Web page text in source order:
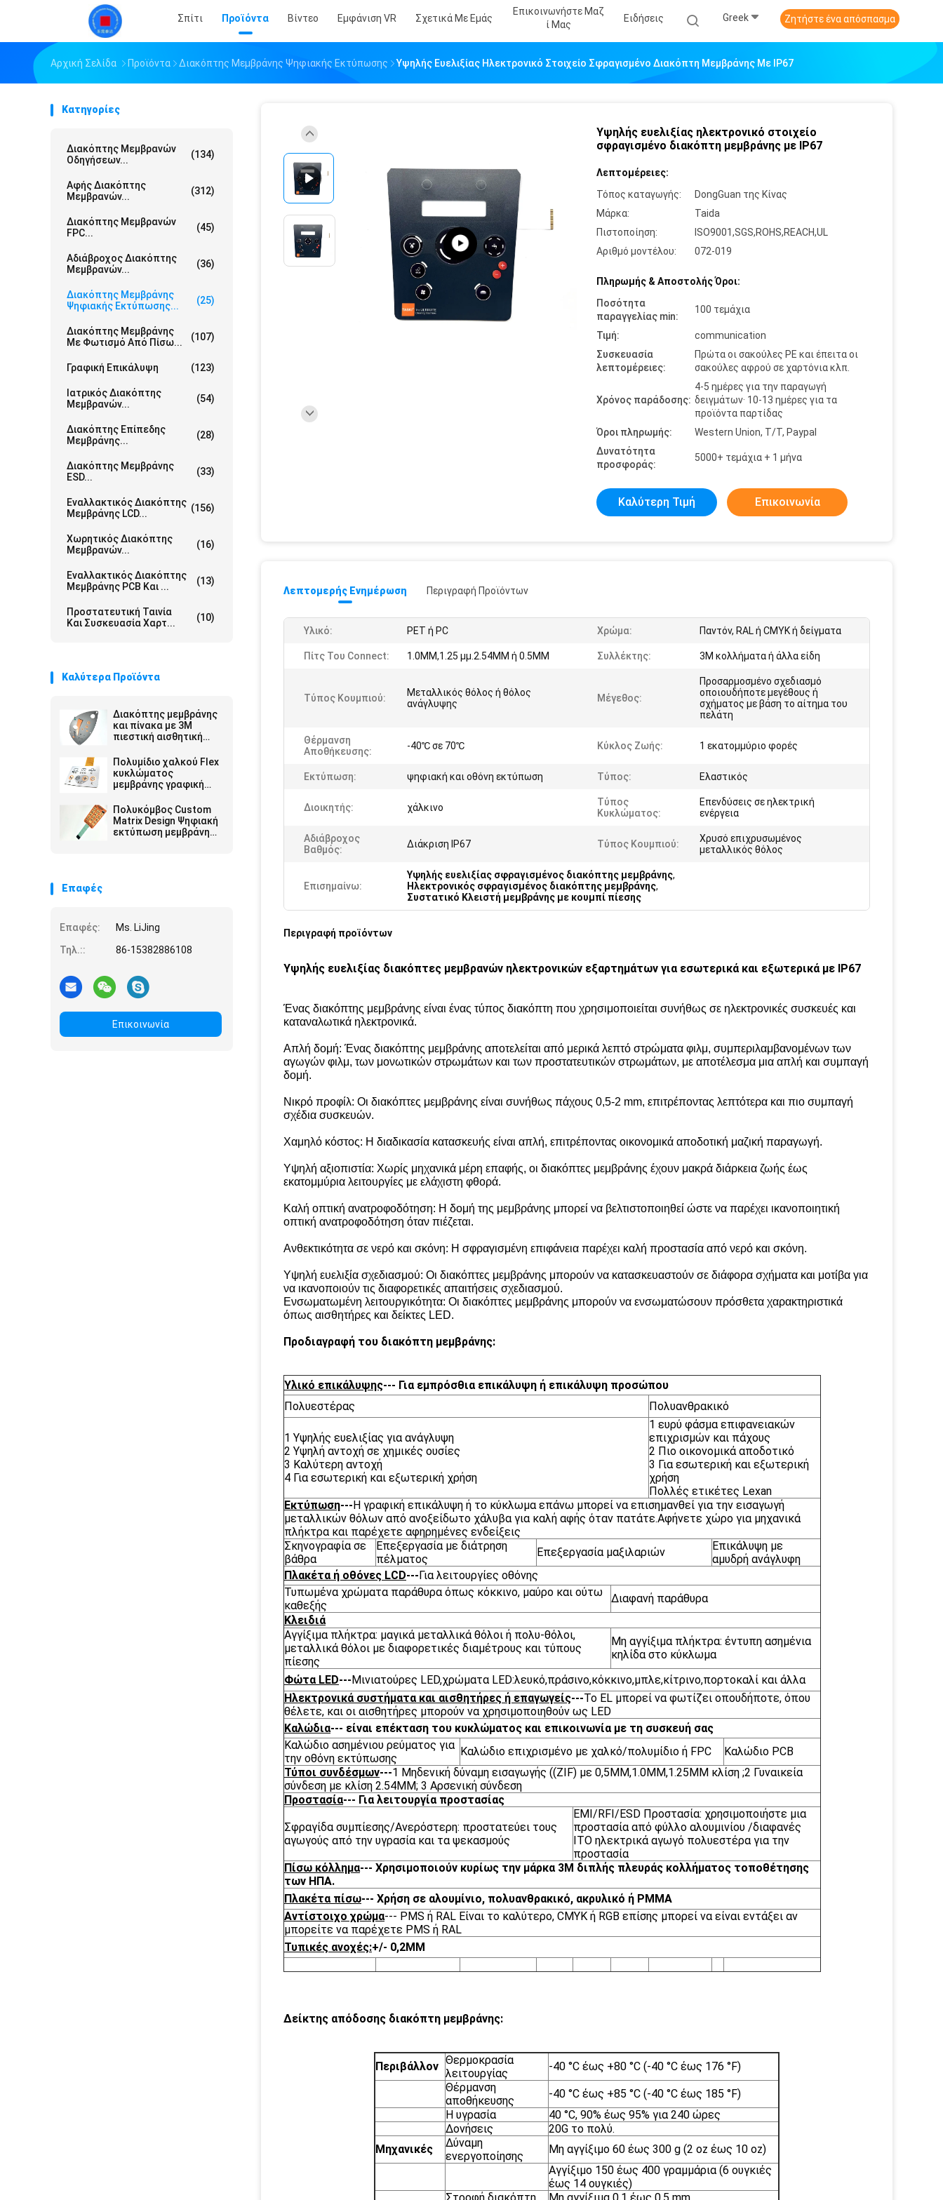
Σπίτι Προϊόντα Βίντεο Εμφάνιση VR Σχετικά Με Εμάς
Επικοινωνήστε Μαζ
Ί Μας
Ειδήσεις Greek Ζητήστε ένα απόσπασμα
Αρχική Σελίδα Προϊόντα Διακόπτης Μεμβράνης Ψηφιακής Εκτύπωσης Υψηλής Ευελιξίας Ηλεκτρονικό Στοιχείο Σφραγισμένο Διακόπτη Μεμβράνης Με IP67
Κατηγορίες
Διακόπτης Μεμβρανών
Οδηγήσεων...
(134)
Αφής Διακόπτης
Μεμβρανών...
(312)
Διακόπτης Μεμβρανών
FPC...
(45)
Αδιάβροχος Διακόπτης
Μεμβρανών...
(36)
Διακόπτης Μεμβράνης
Ψηφιακής Εκτύπωσης...
(25)
Διακόπτης Μεμβράνης
Με Φωτισμό Από Πίσω...
(107)
Γραφική Επικάλυψη (123)
Ιατρικός Διακόπτης
Μεμβρανών...
(54)
Διακόπτης Επίπεδης
Μεμβράνης...
(28)
Διακόπτης Μεμβράνης
ESD...
(33)
Εναλλακτικός Διακόπτης
Μεμβράνης LCD...
(156)
Χωρητικός Διακόπτης
Μεμβρανών...
(16)
Εναλλακτικός Διακόπτης
Μεμβράνης PCB Και ...
(13)
Προστατευτική Ταινία
Και Συσκευασία Χαρτ...
(10)
Καλύτερα Προϊόντα
Διακόπτης μεμβράνης
και πίνακα με 3M
πιεστική αισθητική
Πολυμίδιο χαλκού Flex
κυκλώματος
μεμβράνης γραφική
σφραγισμένη και κλίση
εκτύπωσης
Πολυκόμβος Custom
Matrix Design Ψηφιακή
εκτύπωση μεμβράνη
Επαφές
Επαφές:
Ms. LiJing
Τηλ.::
86-15382886108
Επικοινωνία
Υψηλής ευελιξίας ηλεκτρονικό στοιχείο
σφραγισμένο διακόπτη μεμβράνης με IP67
Λεπτομέρειες:
Τόπος καταγωγής:
DongGuan της Κίνας
Μάρκα:
Taida
Πιστοποίηση:
ISO9001,SGS,ROHS,REACH,UL
Αριθμό μοντέλου:
072-019
Πληρωμής & Αποστολής Όροι:
Ποσότητα
παραγγελίας min:
100 τεμάχια
Τιμή:
communication
Συσκευασία
λεπτομέρειες:
Πρώτα οι σακούλες PE και έπειτα οι
σακούλες αφρού σε χαρτόνια κλπ.
Χρόνος παράδοσης:
4-5 ημέρες για την παραγωγή
δειγμάτων· 10-13 ημέρες για τα
προϊόντα παρτίδας
Όροι πληρωμής:
Western Union, T/T, Paypal
Δυνατότητα
προσφοράς:
5000+ τεμάχια + 1 μήνα
Καλύτερη Τιμή Επικοινωνία
Λεπτομερής Ενημέρωση Περιγραφή Προϊόντων
Υλικό: PET ή PC Χρώμα: Παντόν, RAL ή CMYK ή δείγματα
Πίτς Του Connect: 1.0MM,1.25 μμ.2.54MM ή 0.5MM Συλλέκτης: 3M κολλήματα ή άλλα είδη
Τύπος Κουμπιού:
Μεταλλικός θόλος ή θόλος
ανάγλυψης
Μέγεθος:
Προσαρμοσμένο σχεδιασμό
οποιουδήποτε μεγέθους ή
σχήματος με βάση το αίτημα του
πελάτη
Θέρμανση
Αποθήκευσης:
-40℃ σε 70℃ Κύκλος Ζωής: 1 εκατομμύριο φορές
Εκτύπωση: ψηφιακή και οθόνη εκτύπωση Τύπος: Ελαστικός
Διοικητής: χάλκινο
Τύπος
Κυκλώματος:
Επενδύσεις σε ηλεκτρική
ενέργεια
Αδιάβροχος
Βαθμός:
Διάκριση IP67 Τύπος Κουμπιού:
Χρυσό επιχρυσωμένος
μεταλλικός θόλος
Επισημαίνω:
Υψηλής ευελιξίας σφραγισμένος διακόπτης μεμβράνης,
Ηλεκτρονικός σφραγισμένος διακόπτης μεμβράνης,
Συστατικό Κλειστή μεμβράνης με κουμπί πίεσης
Περιγραφή προϊόντων
Υψηλής ευελιξίας διακόπτες μεμβρανών ηλεκτρονικών εξαρτημάτων για εσωτερικά και εξωτερικά με IP67
Ένας διακόπτης μεμβράνης είναι ένας τύπος διακόπτη που χρησιμοποιείται συνήθως σε ηλεκτρονικές συσκευές και
καταναλωτικά ηλεκτρονικά.
Απλή δομή: Ένας διακόπτης μεμβράνης αποτελείται από μερικά λεπτό στρώματα φιλμ, συμπεριλαμβανομένων των
αγωγών φιλμ, των μονωτικών στρωμάτων και των προστατευτικών στρωμάτων, με αποτέλεσμα μια απλή και συμπαγή
δομή.
Νικρό προφίλ: Οι διακόπτες μεμβράνης είναι συνήθως πάχους 0,5-2 mm, επιτρέποντας λεπτότερα και πιο συμπαγή
σχέδια συσκευών.
Χαμηλό κόστος: Η διαδικασία κατασκευής είναι απλή, επιτρέποντας οικονομικά αποδοτική μαζική παραγωγή.
Υψηλή αξιοπιστία: Χωρίς μηχανικά μέρη επαφής, οι διακόπτες μεμβράνης έχουν μακρά διάρκεια ζωής έως
εκατομμύρια λειτουργίες με ελάχιστη φθορά.
Καλή οπτική ανατροφοδότηση: Η δομή της μεμβράνης μπορεί να βελτιστοποιηθεί ώστε να παρέχει ικανοποιητική
οπτική ανατροφοδότηση όταν πιέζεται.
Ανθεκτικότητα σε νερό και σκόνη: Η σφραγισμένη επιφάνεια παρέχει καλή προστασία από νερό και σκόνη.
Υψηλή ευελιξία σχεδιασμού: Οι διακόπτες μεμβράνης μπορούν να κατασκευαστούν σε διάφορα σχήματα και μοτίβα για
να ικανοποιούν τις διαφορετικές απαιτήσεις σχεδιασμού.
Ενσωματωμένη λειτουργικότητα: Οι διακόπτες μεμβράνης μπορούν να ενσωματώσουν πρόσθετα χαρακτηριστικά
όπως αισθητήρες και δείκτες LED.
Προδιαγραφή του διακόπτη μεμβράνης:
Υλικό επικάλυψης--- Για εμπρόσθια επικάλυψη ή επικάλυψη προσώπου
Πολυεστέρας
Πολυανθρακικό
1 Υψηλής ευελιξίας για ανάγλυψη
2 Υψηλή αντοχή σε χημικές ουσίες
3 Καλύτερη αντοχή
4 Για εσωτερική και εξωτερική χρήση
1 ευρύ φάσμα επιφανειακών
επιχρισμών και πάχους
2 Πιο οικονομικά αποδοτικό
3 Για εσωτερική και εξωτερική
χρήση
Πολλές ετικέτες Lexan
Εκτύπωση---Η γραφική επικάλυψη ή το κύκλωμα επάνω μπορεί να επισημανθεί για την εισαγωγή
μεταλλικών θόλων από ανοξείδωτο χάλυβα για καλή αφής όταν πατάτε.Αφήνετε χώρο για μηχανικά
πλήκτρα και παρέχετε αφηρημένες ενδείξεις
Σκηνογραφία σε
βάθρα
Επεξεργασία με διάτρηση
πέλματος
Επεξεργασία μαξιλαριών
Επικάλυψη με
αμυδρή ανάγλυφη
Πλακέτα ή οθόνες LCD---Για λειτουργίες οθόνης
Τυπωμένα χρώματα παράθυρα όπως κόκκινο, μαύρο και ούτω
καθεξής
Διαφανή παράθυρα
Κλειδιά
Αγγίξιμα πλήκτρα: μαγικά μεταλλικά θόλοι ή πολυ-θόλοι,
μεταλλικά θόλοι με διαφορετικές διαμέτρους και τύπους
πίεσης
Μη αγγίξιμα πλήκτρα: έντυπη ασημένια
κηλίδα στο κύκλωμα
Φώτα LED---Μινιατούρες LED,χρώματα LED:λευκό,πράσινο,κόκκινο,μπλε,κίτρινο,πορτοκαλί και άλλα
Ηλεκτρονικά συστήματα και αισθητήρες ή επαγωγείς---Το EL μπορεί να φωτίζει οπουδήποτε, όπου
θέλετε, και οι αισθητήρες μπορούν να χρησιμοποιηθούν ως LED
Καλώδια--- είναι επέκταση του κυκλώματος και επικοινωνία με τη συσκευή σας
Καλώδιο ασημένιου ρεύματος για
την οθόνη εκτύπωσης
Καλώδιο επιχρισμένο με χαλκό/πολυμίδιο ή FPC
Καλώδιο PCB
Τύποι συνδέσμων---1 Μηδενική δύναμη εισαγωγής ((ZIF) με 0,5MM,1.0MM,1.25MM κλίση ;2 Γυναικεία
σύνδεση με κλίση 2.54MM; 3 Αρσενική σύνδεση
Προστασία--- Για λειτουργία προστασίας
Σφραγίδα συμπίεσης/Ανερόστερη: προστατεύει τους
αγωγούς από την υγρασία και τα ψεκασμούς
EMI/RFI/ESD Προστασία: χρησιμοποιήστε μια
προστασία από φύλλο αλουμινίου /διαφανές
ITO ηλεκτρικά αγωγό πολυεστέρα για την
προστασία
Πίσω κόλλημα--- Χρησιμοποιούν κυρίως την μάρκα 3M διπλής πλευράς κολλήματος τοποθέτησης
των ΗΠΑ.
Πλακέτα πίσω--- Χρήση σε αλουμίνιο, πολυανθρακικό, ακρυλικό ή PMMA
Αντίστοιχο χρώμα--- PMS ή RAL Είναι το καλύτερο, CMYK ή RGB επίσης μπορεί να είναι εντάξει αν
μπορείτε να παρέχετε PMS ή RAL
Τυπικές ανοχές:+/- 0,2MM
Δείκτης απόδοσης διακόπτη μεμβράνης:
Περιβάλλον Θερμοκρασία
λειτουργίας
-40 °C έως +80 °C (-40 °C έως 176 °F)
Θέρμανση
αποθήκευσης
-40 °C έως +85 °C (-40 °C έως 185 °F)
Η υγρασία
40 °C, 90% έως 95% για 240 ώρες
Δονήσεις
20G το πολύ.
Μηχανικές
Δύναμη
ενεργοποίησης
Μη αγγίξιμο 60 έως 300 g (2 oz έως 10 oz)
Αγγίξιμο 150 έως 400 γραμμάρια (6 ουγκιές
έως 14 ουγκιές)